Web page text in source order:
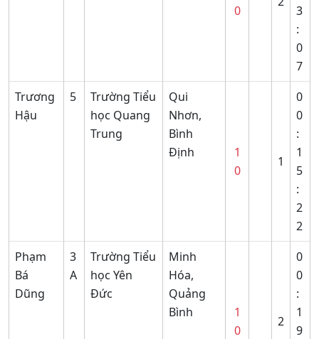
0
3
:
0
7
Trương
Hậu
5
Trường Tiểu
học Quang
Trung
Qui
Nhơn,
Bình
Định
1
0
1
0
0
:
1
5
:
2
2
Phạm
Bá
Dũng
3
A
Trường Tiểu
học Yên
Đức
Minh
Hóa,
Quảng
Bình
1
0
2
0
0
:
1
9